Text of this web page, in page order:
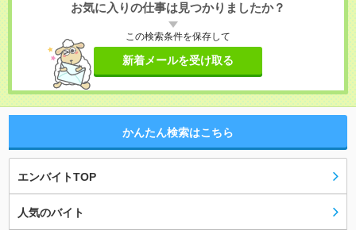
お気に入りの仕事は見つかりましたか？
この検索条件を保存して
新着メールを受け取る
かんたん検索はこちら
エンバイトTOP
人気のバイト